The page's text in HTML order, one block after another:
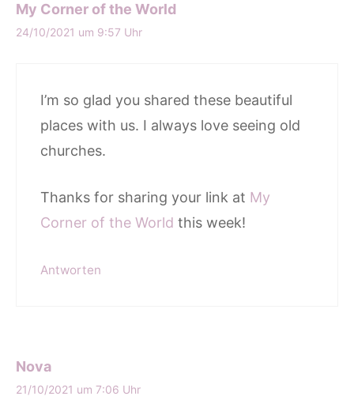
My Corner of the World
24/10/2021 um 9:57 Uhr
I’m so glad you shared these beautiful
places with us. I always love seeing old
churches.
Thanks for sharing your link at My
Corner of the World this week!
Antworten
Nova
21/10/2021 um 7:06 Uhr